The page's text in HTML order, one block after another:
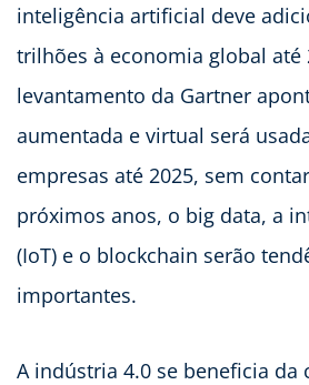
inteligência artificial deve
trilhões à economia global até
levantamento da Gartner
aumentada e virtual será
empresas até 2025, sem
próximos anos, o big data, a
(IoT) e o blockchain serão
importantes.
A indústria 4.0 se beneficia da